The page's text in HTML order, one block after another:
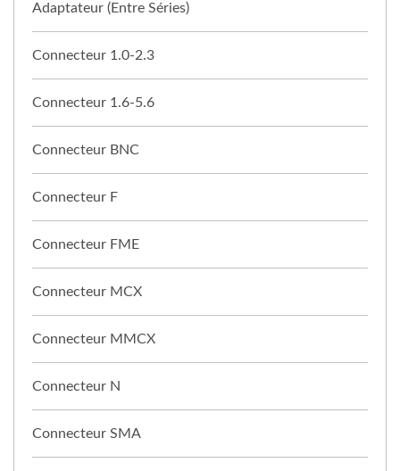
Adaptateur (entre Séries)
Connecteur 1.0-2.3
Connecteur 1.6-5.6
Connecteur BNC
Connecteur F
Connecteur FME
Connecteur MCX
Connecteur MMCX
Connecteur N
Connecteur SMA